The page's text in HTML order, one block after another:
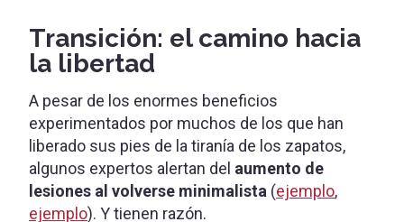
Transición: el camino hacia
la libertad
A pesar de los enormes beneficios
experimentados por muchos de los que han
liberado sus pies de la tiranía de los zapatos,
algunos expertos alertan del aumento de
lesiones al volverse minimalista (ejemplo,
ejemplo). Y tienen razón.